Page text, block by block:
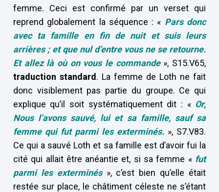
femme. Ceci est confirmé par un verset qui
reprend globalement la séquence : « Pars donc
avec ta famille en fin de nuit et suis leurs
arrières ; et que nul d’entre vous ne se retourne.
Et allez là où on vous le commande», S15.V65,
traduction standard . La femme de Loth ne fait
donc visiblement pas partie du groupe. Ce qui
explique qu’il soit systématiquement dit : « Or,
Nous l’avons sauvé, lui et sa famille, sauf sa
femme qui fut parmi les exterminés. », S7.V83.
Ce qui a sauvé Loth et sa famille est d’avoir fui la
cité qui allait être anéantie et, si sa femme « fut
parmi les exterminés », c’est bien qu’elle était
restée sur place, le châtiment céleste ne s’étant